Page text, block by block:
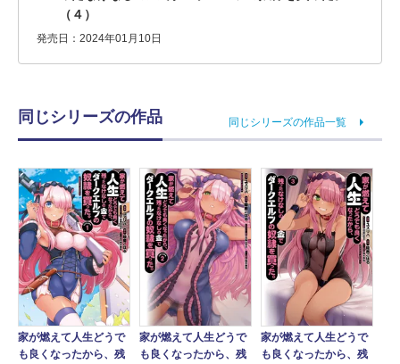
（４）
発売日：2024年01月10日
同じシリーズの作品 同じシリーズの作品一覧
家が燃えて人生どうで
も良くなったから、残
家が燃えて人生どうで
も良くなったから、残
家が燃えて人生どうで
も良くなったから、残